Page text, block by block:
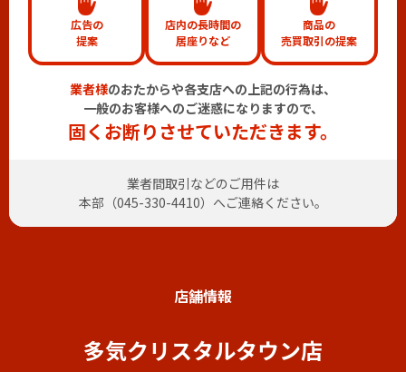
広告の
提案
店内の長時間の
居座りなど
商品の
売買取引の提案
業者様のおたからや各支店への上記の行為は、
一般のお客様へのご迷惑になりますので、
固くお断りさせていただきます。
業者間取引などのご用件は
本部（045-330-4410）へご連絡ください。
店舗情報
多気クリスタルタウン店